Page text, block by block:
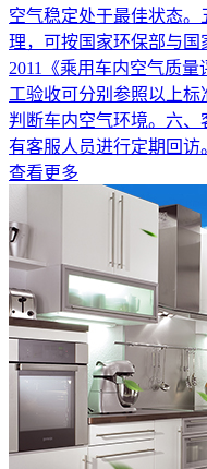
空气稳定处于最佳状态
理，可按国家环保部与国
2011《乘用车内空气质
工验收可分别参照以上
判断车内空气环境。六
有客服人员进行定期回访
查看更多